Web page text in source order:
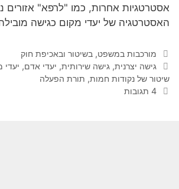
אסטרטגיות אחרות, כמו "לרפא" אזורים
האסטרטגיה של יעדי מקום כגישה
קטגוריות
מורכבות במשפט, בשיטור ובאכיפת חוק
תגיות
גישה יצרנית, גישה שירותית, יעדי אדם, יעדי
שיטור של נקודות חמות, תורת הפעלה
4 תגובות